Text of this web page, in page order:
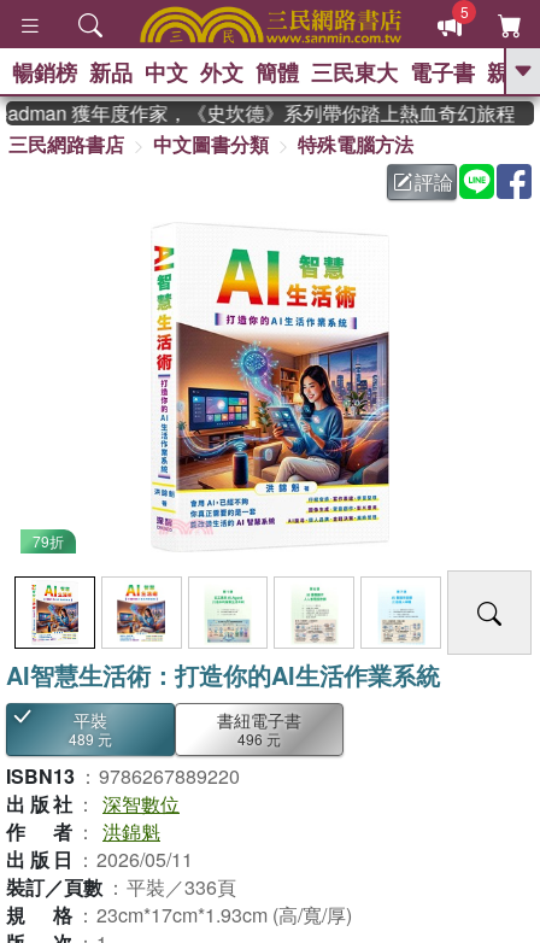
5
GO
熱搜： 東野圭吾 、 高希均教授回憶錄
父親節 、 如果歷
暑期推薦 、 國際布克
獎 臺灣漫遊錄
登輝時代
偉大的迷走神經
暢銷榜 新品 中文 外文 簡體 三民東大 電子書 親子
獲年度作家，《史坎德》系列帶你踏上熱血奇幻旅程
三民網路書店
中文圖書分類
特殊電腦方法
評論
79折
AI智慧生活術：打造你的AI生活作業系統
平裝
489 元
書紐電子書
496 元
ISBN13 ： 9786267889220
出版社 ： 深智數位
作者 ： 洪錦魁
出版日 ： 2026/05/11
裝訂／頁數 ： 平裝／336頁
規格 ： 23cm*17cm*1.93cm (高/寬/厚)